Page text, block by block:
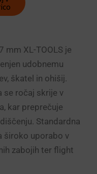
mm XL-TOOLS je
udobnemu
škatel in ohišij.
se ročaj skrije v
kar preprečuje
Standardna
široko uporabo v
zabojih ter flight